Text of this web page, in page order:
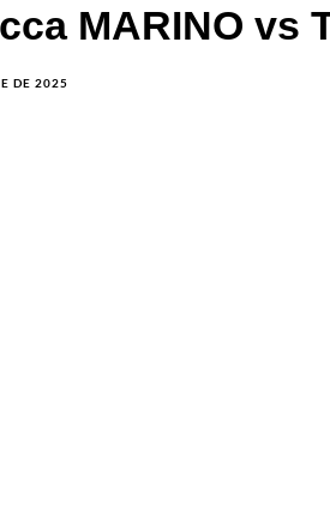
MARINO vs
DE 2025